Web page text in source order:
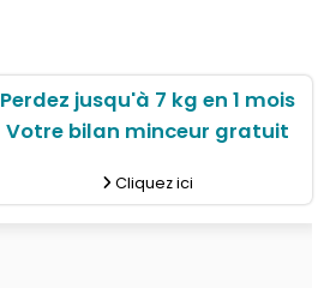
Perdez jusqu'à 7 kg en 1 mois
Votre bilan minceur gratuit
Cliquez ici